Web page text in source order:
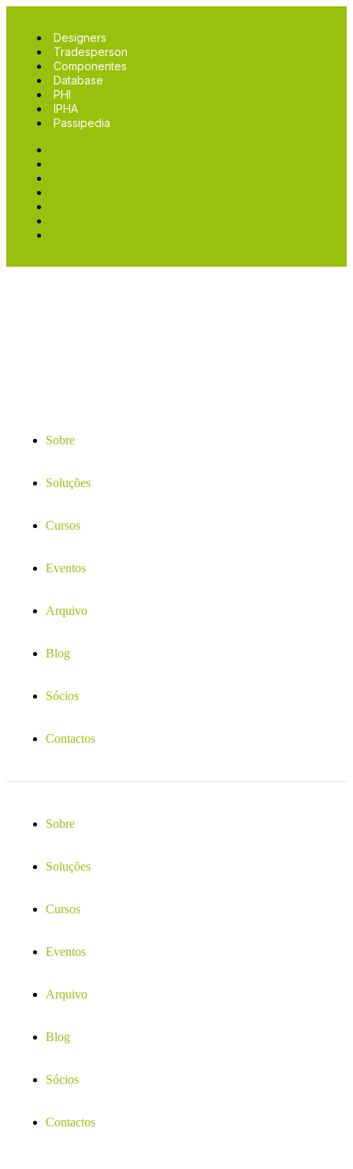
Designers
Tradesperson
Componentes
Database
PHI
IPHA
Passipedia
Sobre
Soluções
Cursos
Eventos
Arquivo
Blog
Sócios
Contactos
Sobre
Soluções
Cursos
Eventos
Arquivo
Blog
Sócios
Contactos